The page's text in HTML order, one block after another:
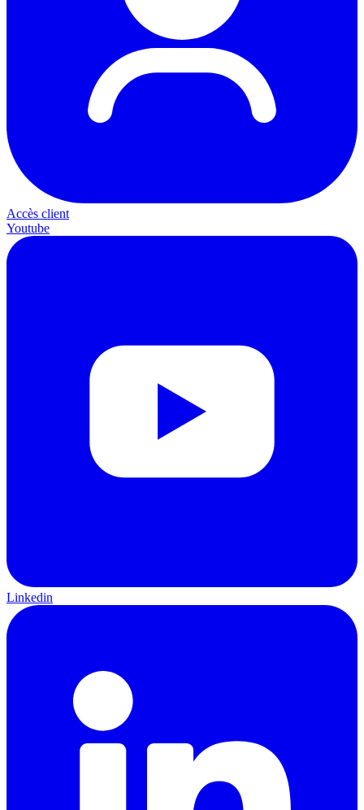
Accès client
Youtube
Linkedin